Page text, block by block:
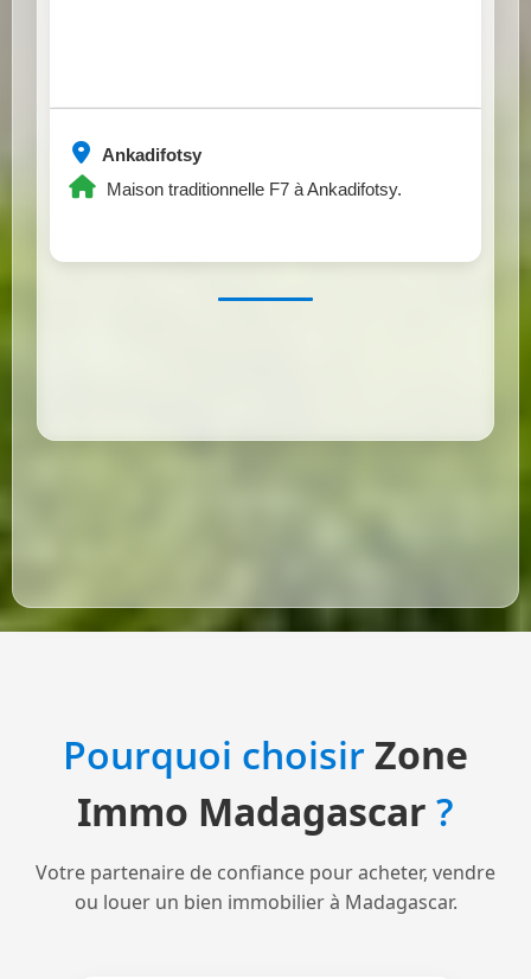
Ankadifotsy
Maison traditionnelle F7 à Ankadifotsy.
Pourquoi choisirZone
Immo Madagascar ?
Votre partenaire de confiance pour acheter, vendre
ou louer un bien immobilier à Madagascar.